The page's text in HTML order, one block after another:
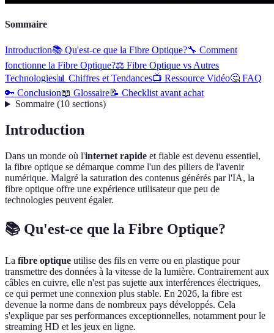
Sommaire
Introduction📚 Qu'est-ce que la Fibre Optique?🔧 Comment
fonctionne la Fibre Optique?⚖️ Fibre Optique vs Autres
Technologies📊 Chiffres et Tendances📺 Ressource Vidéo🤔 FAQ
🔑 Conclusion📖 Glossaire📝 Checklist avant achat
Sommaire(10 sections)
Introduction
Dans un monde où l'internet rapide et fiable est devenu essentiel,
la fibre optique se démarque comme l'un des piliers de l'avenir
numérique. Malgré la saturation des contenus générés par l'IA, la
fibre optique offre une expérience utilisateur que peu de
technologies peuvent égaler.
📚 Qu'est-ce que la Fibre Optique?
La fibre optique utilise des fils en verre ou en plastique pour
transmettre des données à la vitesse de la lumière. Contrairement aux
câbles en cuivre, elle n'est pas sujette aux interférences électriques,
ce qui permet une connexion plus stable. En 2026, la fibre est
devenue la norme dans de nombreux pays développés. Cela
s'explique par ses performances exceptionnelles, notamment pour le
streaming HD et les jeux en ligne.